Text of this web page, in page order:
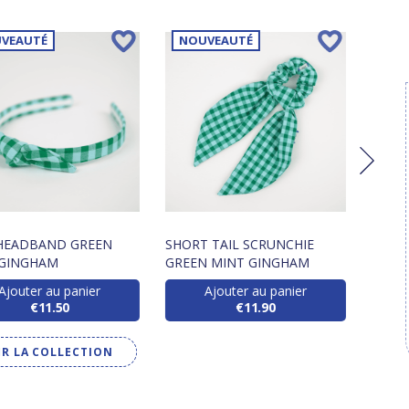
GREEN
au panier
€11.50
NOUVEAUTÉ
SHORT TAIL SCRUNCHIE
GREEN MINT GINGHAM
Ajouter au panier
€11.90
LA COLLECTION